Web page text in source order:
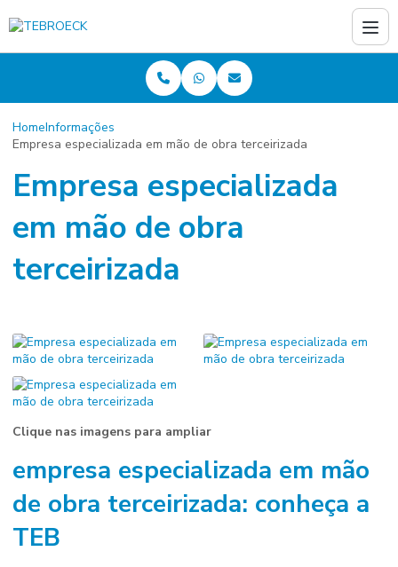
HomeInformações
Empresa especializada em mão de obra terceirizada
Empresa especializada
em mão de obra
terceirizada
Clique nas imagens para ampliar
empresa especializada em mão
de obra terceirizada: conheça a
TEB